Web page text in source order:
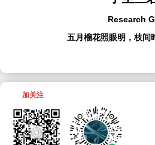
Research
五月榴花照眼明，枝间
加关注